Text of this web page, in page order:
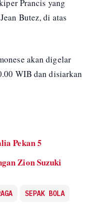
Prancis yang
Butez, di atas
akan digelar
WIB dan disiarkan
Pekan 5
Zion Suzuki
SEPAK BOLA